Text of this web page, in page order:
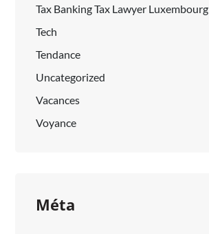
Tax Banking Tax Lawyer Luxembourg
Tech
Tendance
Uncategorized
Vacances
Voyance
Méta